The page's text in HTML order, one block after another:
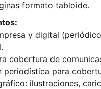
formato tabloide.
y digital
cobertura de
periodística para
ilustraciones,